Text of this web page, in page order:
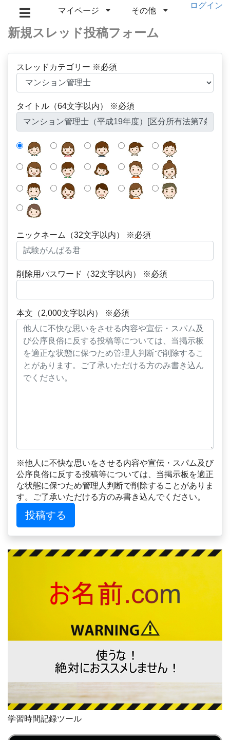
マイページ その他
ログイン
新規スレッド投稿フォーム
スレッドカテゴリー ※必須
タイトル（64文字以内） ※必須
ニックネーム（32文字以内） ※必須
削除用パスワード（32文字以内） ※必須
本文（2,000文字以内） ※必須
※他人に不快な思いをさせる内容や宣伝・スパム及び
公序良俗に反する投稿等については、当掲示板を適正
な状態に保つため管理人判断で削除することがありま
す。ご了承いただける方のみ書き込んでください。
投稿する
学習時間記録ツール